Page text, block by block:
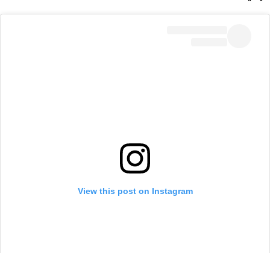
View this post on Instagram